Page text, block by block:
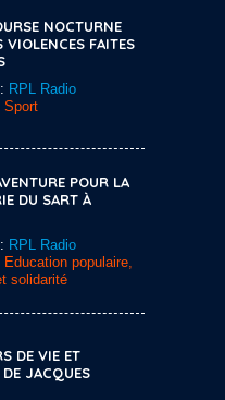
NOCTURNE
VIOLENCES FAITES
RPL Radio
Sport
POUR LA
DU SART À
RPL Radio
Education populaire,
solidarité
DE VIE ET
DE JACQUES